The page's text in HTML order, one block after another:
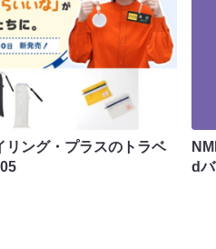
ング・プラスのトラベ
d